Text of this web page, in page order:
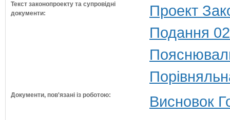
Текст законопроекту та супровідні
документи:
Проект
Подання
Документи, пов'язані із роботою: Висновок